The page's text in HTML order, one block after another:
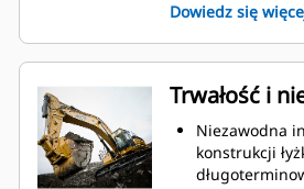
materiału na
prześwit
zmniejszony
łyżki, co
konserwacją.
Zużycie
podczas
gwarantują
Dowiedz się
Trwałość i
Niezawodna
konstrukcji